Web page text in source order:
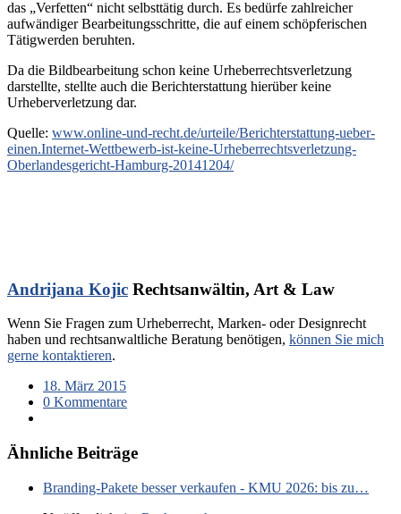
das „Verfetten“ nicht selbsttätig durch. Es bedürfe zahlreicher
aufwändiger Bearbeitungsschritte, die auf einem schöpferischen
Tätigwerden beruhten.
Da die Bildbearbeitung schon keine Urheberrechtsverletzung
darstellte, stellte auch die Berichterstattung hierüber keine
Urheberverletzung dar.
Quelle: www.online-und-recht.de/urteile/Berichterstattung-ueber-
einen.Internet-Wettbewerb-ist-keine-Urheberrechtsverletzung-
Oberlandesgericht-Hamburg-20141204/
Andrijana Kojic Rechtsanwältin, Art & Law
Wenn Sie Fragen zum Urheberrecht, Marken- oder Designrecht
haben und rechtsanwaltliche Beratung benötigen, können Sie mich
gerne kontaktieren.
18. März 2015
0 Kommentare
Ähnliche Beiträge
Branding-Pakete besser verkaufen - KMU 2026: bis zu…